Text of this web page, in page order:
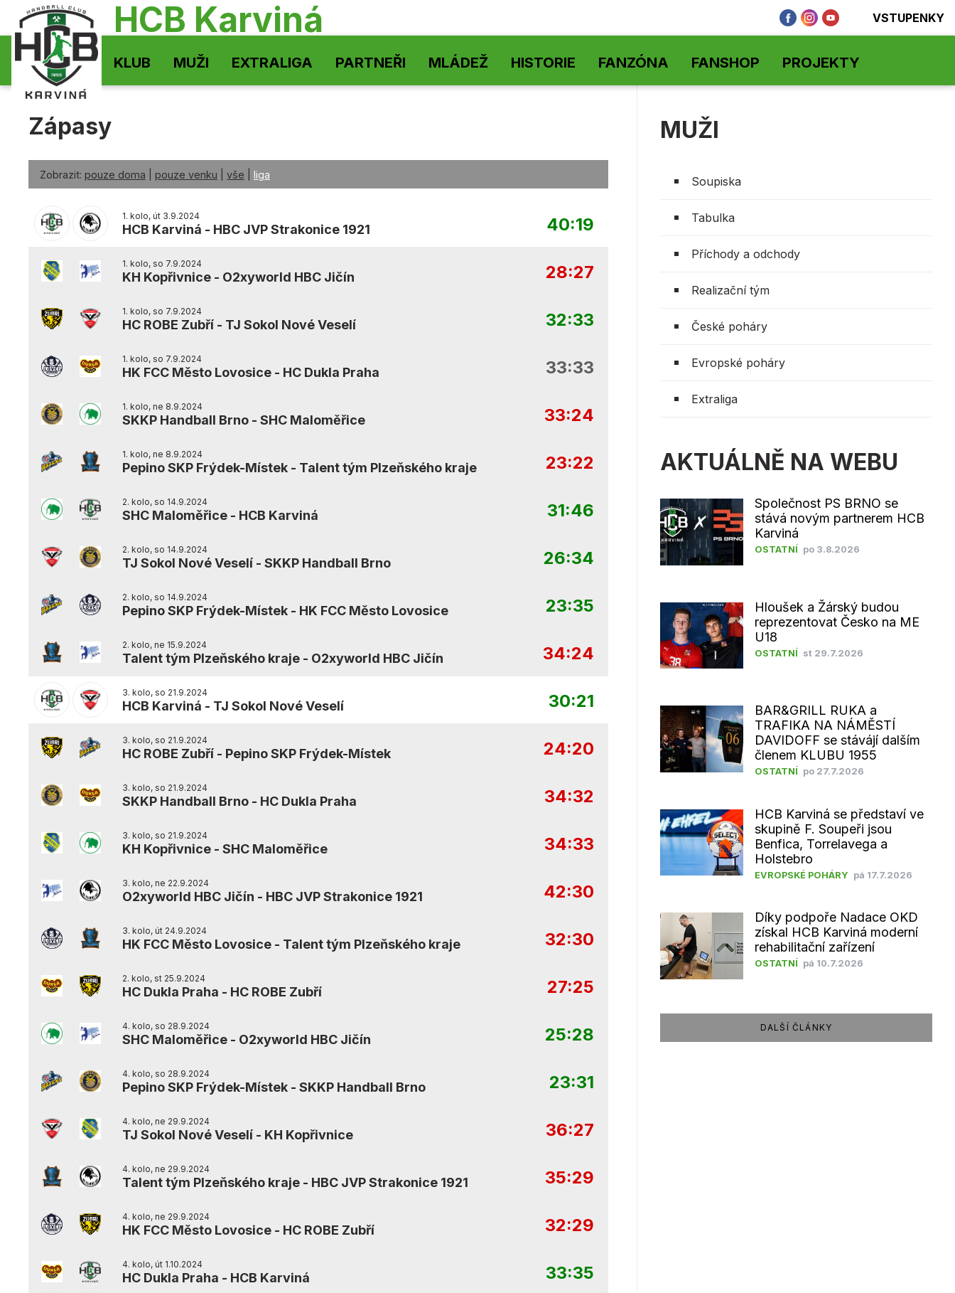
HCB Karviná VSTUPENKY
KLUB MUŽI EXTRALIGA PARTNEŘI MLÁDEŽ HISTORIE FANZÓNA FANSHOP PROJEKTY
Zápasy
Zobrazit: pouze doma pouze venku vše liga
1. kolo, út 3.9.2024
HCB Karviná - HBC JVP Strakonice 1921 40:19
1. kolo, so 7.9.2024
KH Kopřivnice - O2xyworld HBC Jičín 28:27
1. kolo, so 7.9.2024
HC ROBE Zubří - TJ Sokol Nové Veselí 32:33
1. kolo, so 7.9.2024
HK FCC Město Lovosice - HC Dukla Praha 33:33
1. kolo, ne 8.9.2024
SKKP Handball Brno - SHC Maloměřice 33:24
1. kolo, ne 8.9.2024
Pepino SKP Frýdek-Místek - Talent tým Plzeňského kraje 23:22
2. kolo, so 14.9.2024
SHC Maloměřice - HCB Karviná 31:46
2. kolo, so 14.9.2024
TJ Sokol Nové Veselí - SKKP Handball Brno 26:34
2. kolo, so 14.9.2024
Pepino SKP Frýdek-Místek - HK FCC Město Lovosice 23:35
2. kolo, ne 15.9.2024
Talent tým Plzeňského kraje - O2xyworld HBC Jičín 34:24
3. kolo, so 21.9.2024
HCB Karviná - TJ Sokol Nové Veselí 30:21
3. kolo, so 21.9.2024
HC ROBE Zubří - Pepino SKP Frýdek-Místek 24:20
3. kolo, so 21.9.2024
SKKP Handball Brno - HC Dukla Praha 34:32
3. kolo, so 21.9.2024
KH Kopřivnice - SHC Maloměřice 34:33
3. kolo, ne 22.9.2024
O2xyworld HBC Jičín - HBC JVP Strakonice 1921 42:30
3. kolo, út 24.9.2024
HK FCC Město Lovosice - Talent tým Plzeňského kraje 32:30
2. kolo, st 25.9.2024
HC Dukla Praha - HC ROBE Zubří 27:25
4. kolo, so 28.9.2024
SHC Maloměřice - O2xyworld HBC Jičín 25:28
4. kolo, so 28.9.2024
Pepino SKP Frýdek-Místek - SKKP Handball Brno 23:31
4. kolo, ne 29.9.2024
TJ Sokol Nové Veselí - KH Kopřivnice 36:27
4. kolo, ne 29.9.2024
Talent tým Plzeňského kraje - HBC JVP Strakonice 1921 35:29
4. kolo, ne 29.9.2024
HK FCC Město Lovosice - HC ROBE Zubří 32:29
4. kolo, út 1.10.2024
HC Dukla Praha - HCB Karviná 33:35
MUŽI
Soupiska
Tabulka
Příchody a odchody
Realizační tým
České poháry
Evropské poháry
Extraliga
AKTUÁLNĚ NA WEBU
Společnost PS BRNO se
stává novým partnerem HCB
Karviná
OSTATNÍ po 3.8.2026
Hloušek a Žárský budou
reprezentovat Česko na ME
U18
OSTATNÍ st 29.7.2026
BAR&GRILL RUKA a
TRAFIKA NA NÁMĚSTÍ
DAVIDOFF se stávájí dalším
členem KLUBU 1955
OSTATNÍ po 27.7.2026
HCB Karviná se představí ve
skupině F. Soupeři jsou
Benfica, Torrelavega a
Holstebro
EVROPSKÉ POHÁRY pá 17.7.2026
Díky podpoře Nadace OKD
získal HCB Karviná moderní
rehabilitační zařízení
OSTATNÍ pá 10.7.2026
DALŠÍ ČLÁNKY